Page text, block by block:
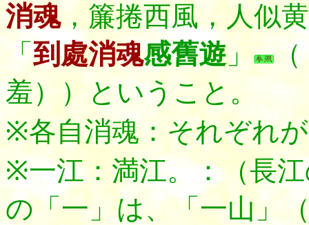
消魂，簾捲西風，人似
「到處消魂感舊遊」
（
羞））ということ。
※各自消魂：それぞれ
※一江：満江。：（長
の「一」は、「一山」